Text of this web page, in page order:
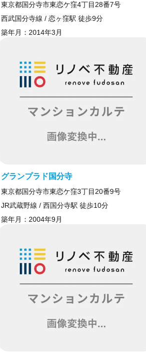
東京都国分寺市東恋ケ窪4丁目28番7号
西武国分寺線 / 恋ヶ窪駅 徒歩9分
築年月： 2014年3月
グランプラド国分寺
東京都国分寺市東恋ケ窪3丁目20番9号
JR武蔵野線 / 西国分寺駅 徒歩10分
築年月： 2004年9月